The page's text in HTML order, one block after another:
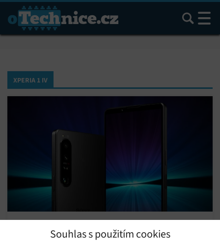
Souhlas s použitím cookies
Hledat
XPERIA 1 IV
špičkový fotoaparát s prvním opravdovým